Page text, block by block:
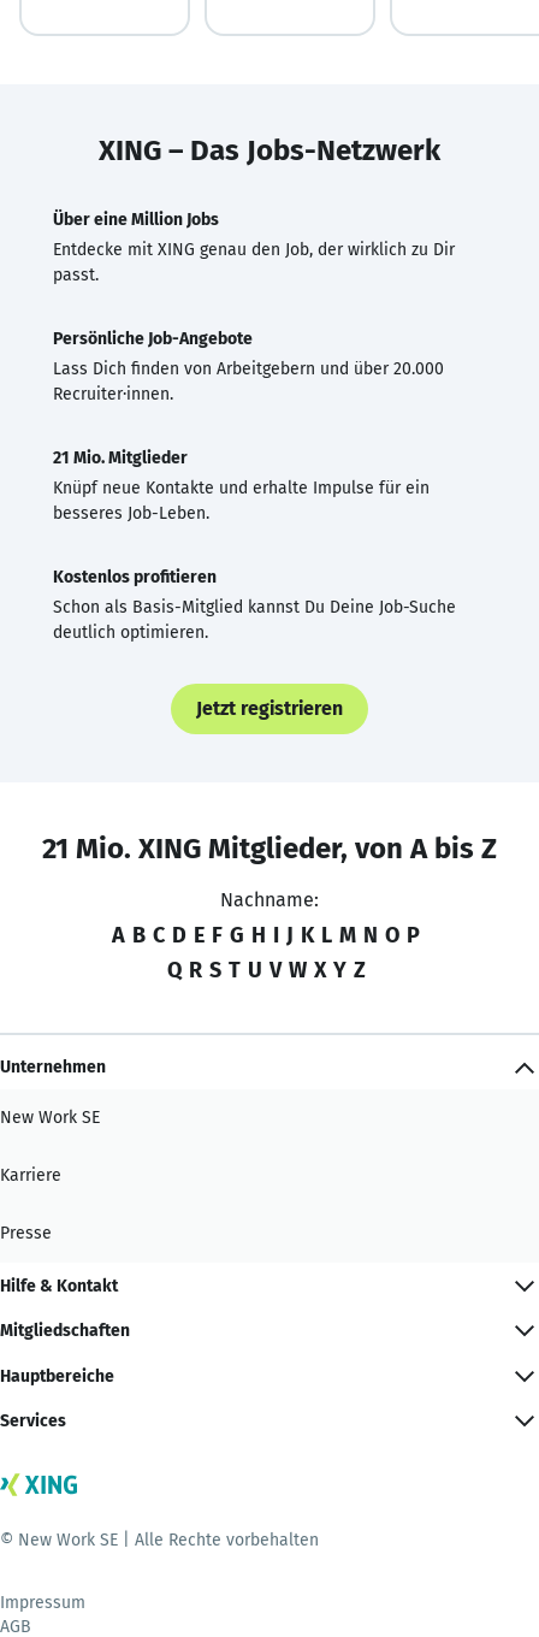
XING – Das Jobs-Netzwerk
Über eine Million Jobs
Entdecke mit XING genau den Job, der wirklich zu Dir
passt.
Persönliche Job-Angebote
Lass Dich finden von Arbeitgebern und über 20.000
Recruiter·innen.
21 Mio. Mitglieder
Knüpf neue Kontakte und erhalte Impulse für ein
besseres Job-Leben.
Kostenlos profitieren
Schon als Basis-Mitglied kannst Du Deine Job-Suche
deutlich optimieren.
Jetzt registrieren
21 Mio. XING Mitglieder, von A bis Z
Nachname:
A B C D E F G H I J K L M N O P
Q R S T U V W X Y Z
Unternehmen
New Work SE
Karriere
Presse
Hilfe & Kontakt
Mitgliedschaften
Hauptbereiche
Services
© New Work SE | Alle Rechte vorbehalten
Impressum
AGB